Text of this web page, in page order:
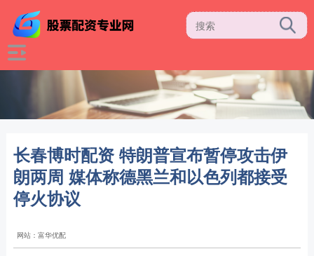
长春博时配资 特朗普宣布暂停攻击伊
朗两周 媒体称德黑兰和以色列都接受
停火协议
网站：富华优配